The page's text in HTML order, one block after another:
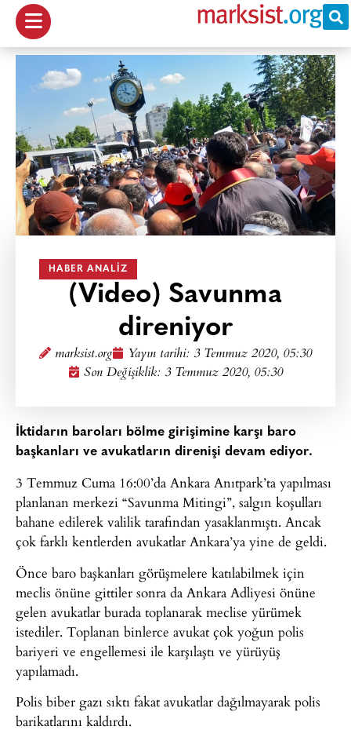
HABER ANALIZ
(Video) Savunma
direniyor
marksist.org Yayın tarihi: 3 Temmuz 2020, 05:30
Son Değişiklik: 3 Temmuz 2020, 05:30
İktidarın baroları bölme girişimine karşı baro
başkanları ve avukatların direnişi devam ediyor.
3 Temmuz Cuma 16:00’da Ankara Anıtpark’ta yapılması
planlanan merkezi “Savunma Mitingi”, salgın koşulları
bahane edilerek valilik tarafından yasaklanmıştı. Ancak
çok farklı kentlerden avukatlar Ankara’ya yine de geldi.
Önce baro başkanları görüşmelere katılabilmek için
meclis önüne gittiler sonra da Ankara Adliyesi önüne
gelen avukatlar burada toplanarak meclise yürümek
istediler. Toplanan binlerce avukat çok yoğun polis
bariyeri ve engellemesi ile karşılaştı ve yürüyüş
yapılamadı.
Polis biber gazı sıktı fakat avukatlar dağılmayarak polis
barikatlarını kaldırdı.